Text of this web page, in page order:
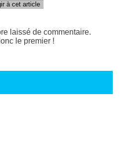
à cet article
laissé de commentaire.
le premier !